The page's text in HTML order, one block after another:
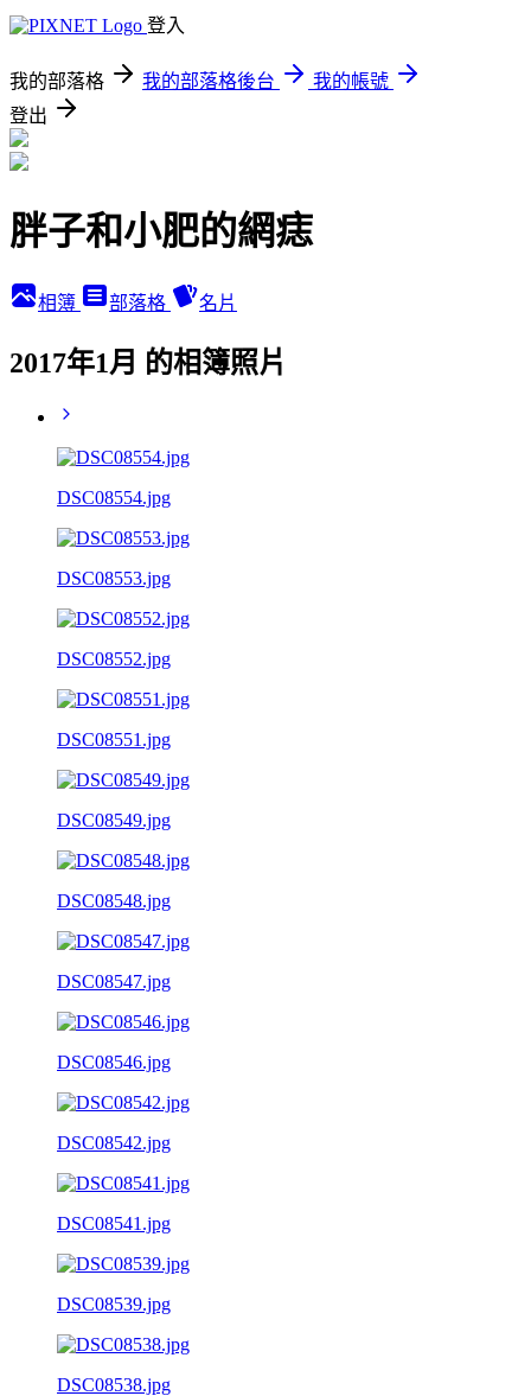
登入
我的部落格 我的部落格後台
我的帳號
登出
胖子和小肥的網痣
相簿 部落格 名片
2017年1月 的相簿照片
DSC08554.jpg
DSC08553.jpg
DSC08552.jpg
DSC08551.jpg
DSC08549.jpg
DSC08548.jpg
DSC08547.jpg
DSC08546.jpg
DSC08542.jpg
DSC08541.jpg
DSC08539.jpg
DSC08538.jpg